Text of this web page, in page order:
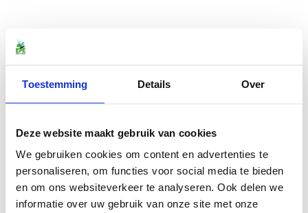
Toestemming Details Over
Deze website maakt gebruik van cookies
We gebruiken cookies om content en advertenties te
personaliseren, om functies voor social media te bieden
en om ons websiteverkeer te analyseren. Ook delen we
informatie over uw gebruik van onze site met onze